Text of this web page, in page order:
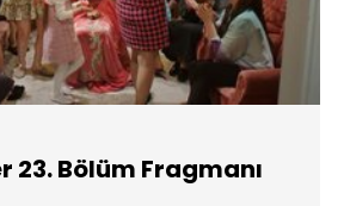
23. Bölüm Fragmanı